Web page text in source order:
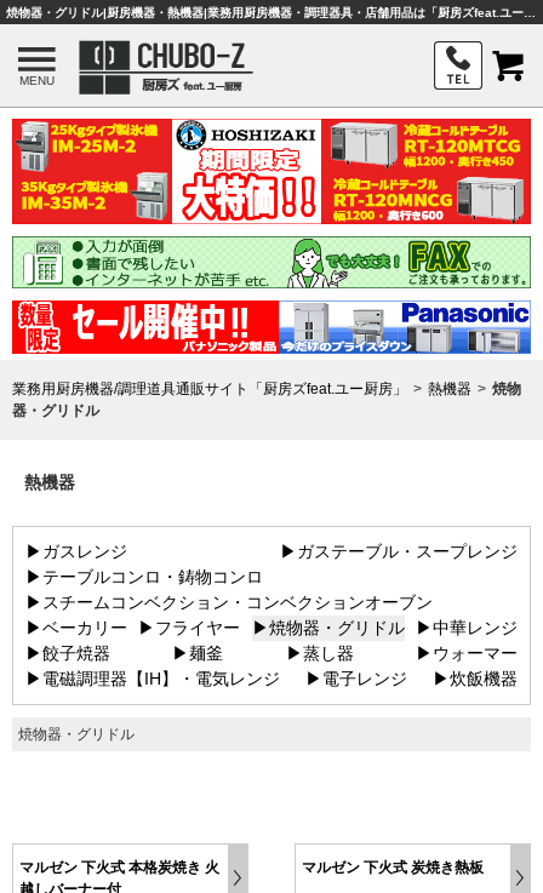
MENU
業務用厨房機器/調理道具通販サイト「厨房ズfeat.ユー厨房」 熱機器
焼物
器・グリドル
熱機器
▶ガスレンジ
▶ガステーブル・スープレンジ
▶テーブルコンロ・鋳物コンロ
▶スチームコンベクション・コンベクションオーブン
▶ベーカリー
▶フライヤー ▶焼物器・グリドル
▶中華レンジ
▶餃子焼器
▶麺釜 ▶蒸し器
▶ウォーマー
▶電磁調理器【IH】・電気レンジ
▶電子レンジ ▶炊飯機器
焼物器・グリドル
マルゼン 下火式 本格炭焼き 火
越しバーナー付
マルゼン 下火式 炭焼き熱板